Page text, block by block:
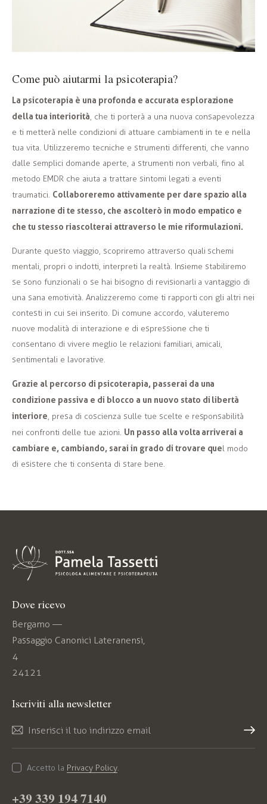
Come può aiutarmi la psicoterapia?
La psicoterapia è una profonda e accurata esplorazione
della tua interiorità, che ti porterà a una nuova consapevolezza
e ti metterà nelle condizioni di attuare cambiamenti in te e nella
tua vita. Utilizzeremo tecniche e strumenti differenti, che vanno
dalle semplici domande aperte, a strumenti non verbali, fino al
metodo EMDR che aiuta a trattare sintomi legati a eventi
traumatici. Collaboreremo attivamente per dare spazio alla
narrazione di te stesso, che ascolterò in modo empatico e
che tu stesso riascolterai attraverso le mie riformulazioni.
Durante questo viaggio, scopriremo attraverso quali schemi
mentali, propri o indotti, interpreti la realtà. Insieme stabiliremo
se sono funzionali o se hai bisogno di revisionarli a vantaggio di
una sana emotività. Analizzeremo come ti rapporti con gli altri nei
contesti in cui sei inserito. Di comune accordo, valuteremo
nuove modalità di interazione e di espressione che ti
consentano di vivere meglio le relazioni familiari, amicali,
sentimentali e lavorative.
Grazie al percorso di psicoterapia, passerai da una
condizione passiva e di blocco a un nuovo stato di libertà
interiore, presa di coscienza sulle tue scelte e responsabilità
nei confronti delle tue azioni. Un passo alla volta arriverai a
cambiare e, cambiando, sarai in grado di trovare quel modo
di esistere che ti consenta di stare bene.
Dove ricevo
Bergamo —
Passaggio Canonici Lateranensi,
4
24121
Iscriviti alla newsletter
Iscriv
Accetto la Privacy Policy.
+39 339 194 7140